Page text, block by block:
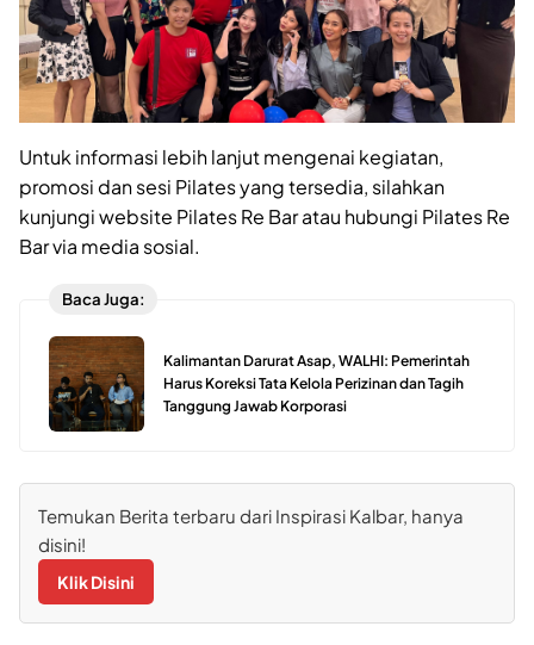
Untuk informasi lebih lanjut mengenai kegiatan,
promosi dan sesi Pilates yang tersedia, silahkan
kunjungi website Pilates Re Bar atau hubungi Pilates Re
Bar via media sosial.
Baca Juga:
Kalimantan Darurat Asap, WALHI: Pemerintah
Harus Koreksi Tata Kelola Perizinan dan Tagih
Tanggung Jawab Korporasi
Temukan Berita terbaru dari Inspirasi Kalbar, hanya
disini!
Klik Disini